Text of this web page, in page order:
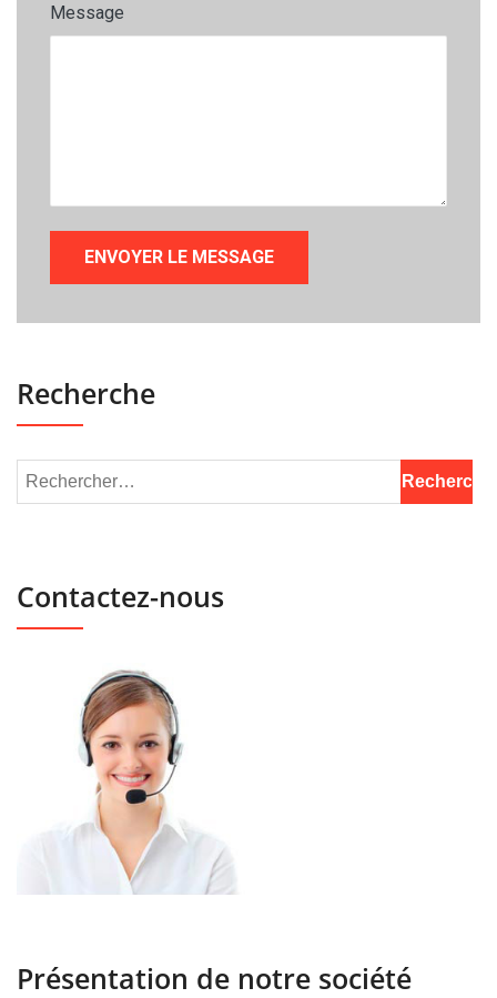
Message
Recherche
Contactez-nous
Présentation de notre société